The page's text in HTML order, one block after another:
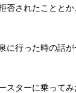
否されたことと
に行った時の話
スターに乗って